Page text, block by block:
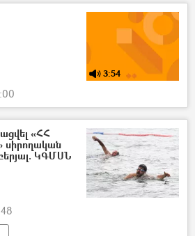
3:54
«ՀՀ
ԿԳՄՍՆ